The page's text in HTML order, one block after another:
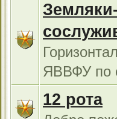
ЯВВФУ по
12 рота